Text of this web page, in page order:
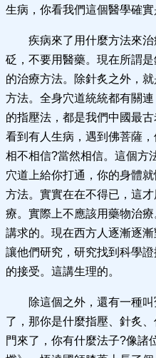
生病，你看我們這個醫學確
疾病來了用什麼方法來
砭，不要用醫藥。現在所謂
的治療方法。除針炙之外，
方法。全身穴道統統都有關
的指壓法，都是我們中國最
看到有人生病，遇到佛菩薩
相不相信?當然相信。這個方
穴道上給你打通，你的身體
方法。實實在在不得已，這
療。實際上不應該用藥物治
講求的。現在西方人逐漸逐
讓他們研究，研究找到科學
的接受。這講生理的。
除這個之外，還有一種
了，那你是什麼指壓、針炙
門來了，你有什麼法子?像諸